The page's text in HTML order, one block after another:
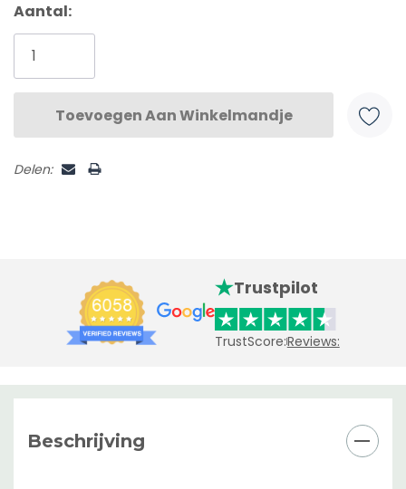
Aantal:
Delen:
Trustpilot
TrustScore:Reviews:
Beschrijving